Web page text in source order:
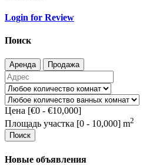
Login for Review
Поиск
Аренда Продажа
Цена [€0 - €10,000]
Площадь участка [0 - 10,000] m2
Поиск
Новые объявления